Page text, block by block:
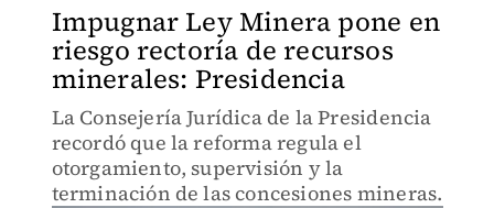
Impugnar Ley Minera pone en
riesgo rectoría de recursos
minerales: Presidencia
La Consejería Jurídica de la Presidencia
recordó que la reforma regula el
otorgamiento, supervisión y la
terminación de las concesiones mineras.